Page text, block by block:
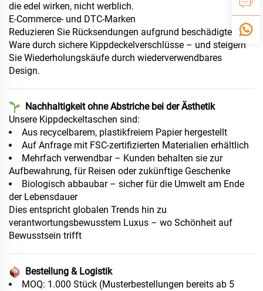
die edel wirken, nicht werblich.
E-Commerce- und DTC-Marken
Reduzieren Sie Rücksendungen aufgrund beschädigter
Ware durch sichere Kippdeckelverschlüsse – und steigern
Sie Wiederholungskäufe durch wiederverwendbares
Design.
Nachhaltigkeit ohne Abstriche bei der Ästhetik
Unsere Kippdeckeltaschen sind:
Aus recycelbarem, plastikfreiem Papier hergestellt
Auf Anfrage mit FSC-zertifizierten Materialien erhältlich
Mehrfach verwendbar – Kunden behalten sie zur
Aufbewahrung, für Reisen oder zukünftige Geschenke
Biologisch abbaubar – sicher für die Umwelt am Ende
der Lebensdauer
Dies entspricht globalen Trends hin zu
verantwortungsbewusstem Luxus – wo Schönheit auf
Bewusstsein trifft
Bestellung & Logistik
MOQ: 1.000 Stück (Musterbestellungen bereits ab 5